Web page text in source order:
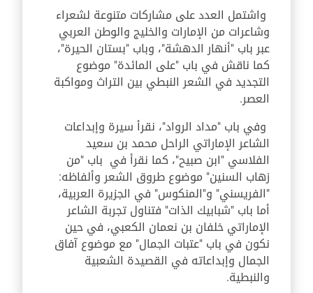
واشتمل العدد على مشاركات متنوعة لشعراء
وشاعرات من الإمارات والخليج والوطن العربي
عبر باب "أنهار الدهشة"، وباب "بستان الحيرة"،
كما ناقش في باب "على المائدة" موضوع
التجديد في الشعر النبطي بين التراث ومواكبة
العصر.
وفي باب "مداد الرواد"، نقرأ سيرة وإبداعات
الشاعر الإماراتي الراحل محمد بن سعيد
الفلاسي "ابن صبيح"، كما نقرأ في باب "من
زهاب السنين" موضوع طروق الشعر وألفاظه:
"الفريسني" و"المنكوس" في الجزيرة العربية،
أما باب "شبابيك الذات" فتناول تجربة الشاعر
الإماراتي خلفان بن نعمان الكعبي، في حين
نكون في باب "عتبات الجمال" مع موضوع آفاق
الجمال وإبداعاته في القصيدة الشعبية
والنبطية.